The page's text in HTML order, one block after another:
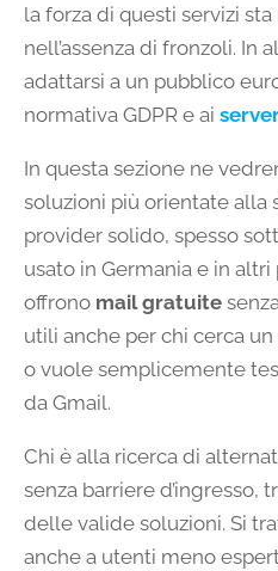
la forza di questi servizi
nell’assenza di fronzoli. In
adattarsi a un pubblico
normativa GDPR e ai
In questa sezione ne
soluzioni più orientate alla
provider solido, spesso
usato in Germania e in altri
offrono mail gratuite
utili anche per chi cerca
o vuole semplicemente
da Gmail.
Chi è alla ricerca di
senza barriere d’ingresso,
delle valide soluzioni. Si
anche a utenti meno